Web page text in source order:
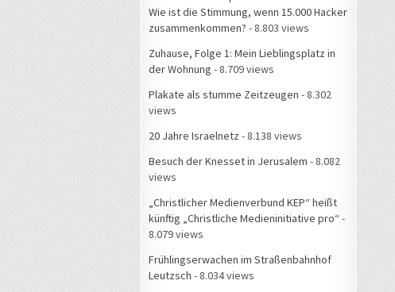
Wie ist die Stimmung, wenn 15.000 Hacker
zusammenkommen? - 8.803 views
Zuhause, Folge 1: Mein Lieblingsplatz in
der Wohnung - 8.709 views
Plakate als stumme Zeitzeugen - 8.302
views
20 Jahre Israelnetz - 8.138 views
Besuch der Knesset in Jerusalem - 8.082
views
„Christlicher Medienverbund KEP“ heißt
künftig „Christliche Medieninitiative pro“ -
8.079 views
Frühlingserwachen im Straßenbahnhof
Leutzsch - 8.034 views